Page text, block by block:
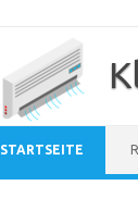
STARTSEITE